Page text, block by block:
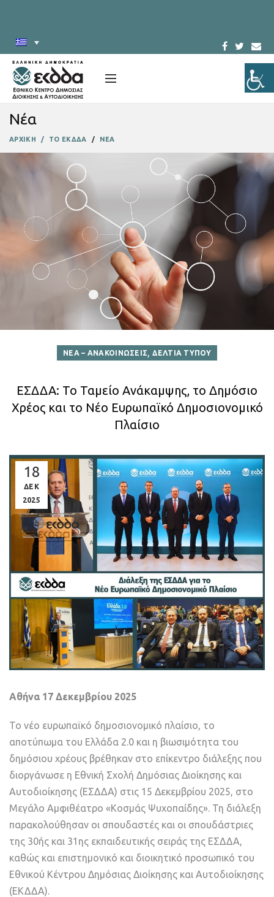
Νέα
ΑΡΧΙΚΗ ΤΟ ΕΚΔΔΑ ΝΕΑ
ΝΕΑ – ΑΝΑΚΟΙΝΩΣΕΙΣ,ΔΕΛΤΙΑ ΤΥΠΟΥ
ΕΣΔΔΑ: Το Ταμείο Ανάκαμψης, το Δημόσιο
Χρέος και το Νέο Ευρωπαϊκό Δημοσιονομικό
Πλαίσιο
18
ΔΕΚ
2025
Αθήνα 17 Δεκεμβρίου 2025
Το νέο ευρωπαϊκό δημοσιονομικό πλαίσιο, το
αποτύπωμα του Ελλάδα 2.0 και η βιωσιμότητα του
δημόσιου χρέους βρέθηκαν στο επίκεντρο διάλεξης που
διοργάνωσε η Εθνική Σχολή Δημόσιας Διοίκησης και
Αυτοδιοίκησης (ΕΣΔΔΑ) στις 15 Δεκεμβρίου 2025, στο
Μεγάλο Αμφιθέατρο «Κοσμάς Ψυχοπαίδης». Τη διάλεξη
παρακολούθησαν οι σπουδαστές και οι σπουδάστριες
της 30ής και 31ης εκπαιδευτικής σειράς της ΕΣΔΔΑ,
καθώς και επιστημονικό και διοικητικό προσωπικό του
Εθνικού Κέντρου Δημόσιας Διοίκησης και Αυτοδιοίκησης
(ΕΚΔΔΑ).